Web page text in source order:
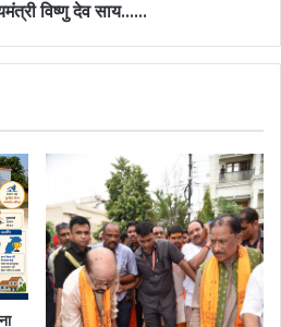
विष्णु देव साय……